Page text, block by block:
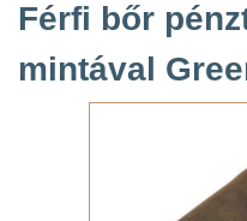
Férfi bőr
mintával